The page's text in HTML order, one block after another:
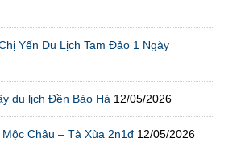
Yến Du Lịch Tam Đảo 1 Ngày
du lịch Đền Bảo Hà 12/05/2026
Châu – Tà Xùa 2n1đ 12/05/2026